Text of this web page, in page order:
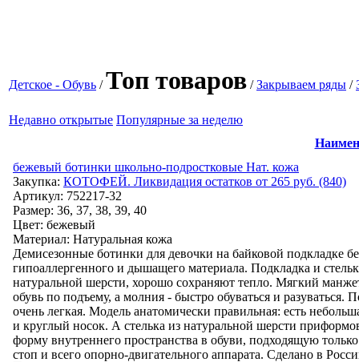
Детское - Обувь /Топ товаров /Закрываем ряды /
Недавно открытые Популярные за неделю
бежевый ботинки школьно-подростковые Нат. кожа
Закупка: КОТОФЕЙ. Ликвидация остатков от 265 руб. (840)
Артикул: 752217-32
Размер: 36, 37, 38, 39, 40
Цвет: бежевый
Материал: Натуральная кожа
Демисезонные ботинки для девочки на байковой подкладке
гипоаллергенного и дышащего материала. Подкладка и
натуральной шерсти, хорошо сохраняют тепло. Мягкий
обувь по подъему, а молния - быстро обуваться и
очень легкая. Модель анатомически правильная: есть
и круглый носок. А стелька из натуральной шерсти
форму внутреннего пространства в обуви, подходящую
стоп и всего опорно-двигательного аппарата. Сделано в